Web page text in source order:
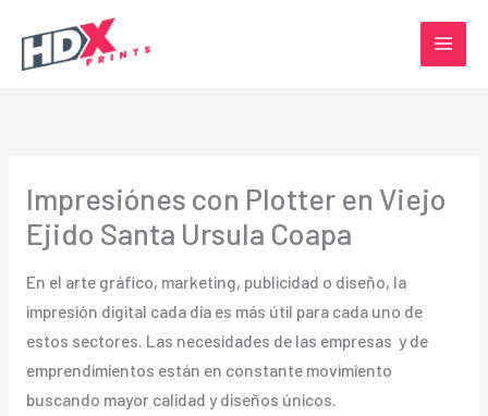
contenido
Impresiónes con Plotter en Viejo
Ejido Santa Ursula Coapa
En el arte gráfico, marketing, publicidad o diseño, la
impresión digital cada día es más útil para cada uno de
estos sectores. Las necesidades de las empresas y de
emprendimientos están en constante movimiento
buscando mayor calidad y diseños únicos.